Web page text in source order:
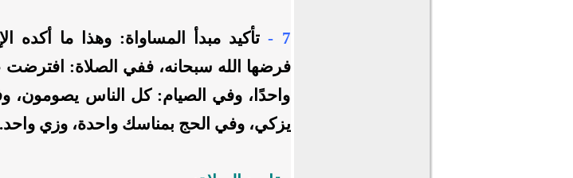
7 -
تأكيد مبدأ المساواة: وهذا ما أكده
فرضها الله سبحانه، ففي الصلاة:
واحدًا، وفي الصيام: كل الناس يصومون،
يزكي، وفي الحج بمناسك واحدة، وزي واحد.